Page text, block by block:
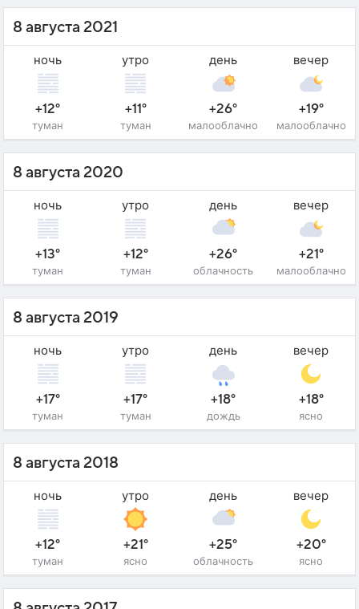
8 августа 2021
ночь
+12°
туман
утро
+11°
туман
день
+26°
малооблачно
вечер
+19°
малооблачно
8 августа 2020
ночь
+13°
туман
утро
+12°
туман
день
+26°
облачность
вечер
+21°
малооблачно
8 августа 2019
ночь
+17°
туман
утро
+17°
туман
день
+18°
дождь
вечер
+18°
ясно
8 августа 2018
ночь
+12°
туман
утро
+21°
ясно
день
+25°
облачность
вечер
+20°
ясно